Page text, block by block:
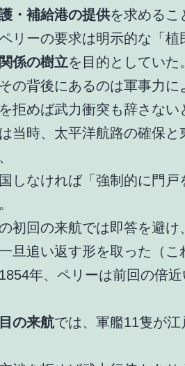
・補給港の提供を求めるこ
リーの要求は明示的な「
係の樹立を目的としていた。
の背後にあるのは軍事力に
拒めば武力衝突も辞さない
当時、太平洋航路の確保
しなければ「強制的に門
初回の来航では即答を避け
旦追い返す形を取った（こ
年、ペリーは前回の倍
の来航では、軍艦11隻が